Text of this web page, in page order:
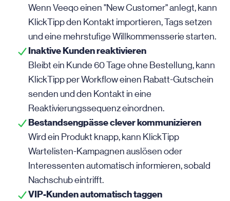
Wenn Veeqo einen "New Customer" anlegt, kann
KlickTipp den Kontakt importieren, Tags setzen
und eine mehrstufige Willkommensserie starten.
Inaktive Kunden reaktivieren
Bleibt ein Kunde 60 Tage ohne Bestellung, kann
KlickTipp per Workflow einen Rabatt-Gutschein
senden und den Kontakt in eine
Reaktivierungssequenz einordnen.
Bestandsengpässe clever kommunizieren
Wird ein Produkt knapp, kann KlickTipp
Wartelisten-Kampagnen auslösen oder
Interessenten automatisch informieren, sobald
Nachschub eintrifft.
VIP-Kunden automatisch taggen